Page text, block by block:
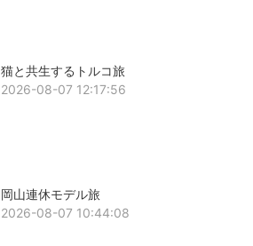
猫と共生するトルコ旅
2026-08-07 12:17:56
岡山連休モデル旅
2026-08-07 10:44:08